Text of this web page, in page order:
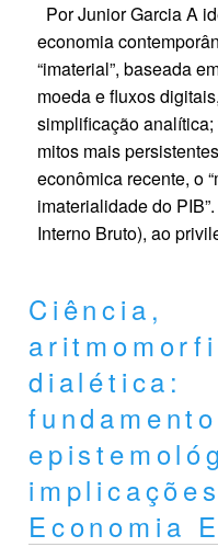
Por Junior Garcia A
economia
“imaterial”, baseada
moeda e fluxos
simplificação
mitos mais
econômica recente, o
imaterialidade do
Interno Bruto), ao
Ciência,
dialética:
Economia